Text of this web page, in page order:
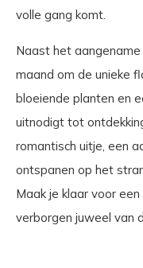
volle gang komt.
Naast het
maand om de unieke
bloeiende planten en
uitnodigt tot
romantisch uitje, een
ontspanen op het
Maak je klaar voor
verborgen juweel van